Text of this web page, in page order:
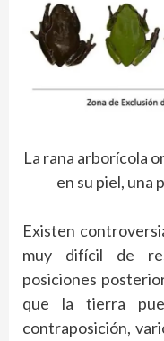
La rana arborícola
en su piel, una
Existen
muy difícil de
posiciones
que la tierra
contraposición,